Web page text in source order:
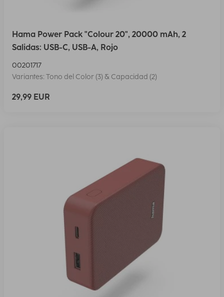
Hama Power Pack "Colour 20", 20000 mAh, 2
Salidas: USB-C, USB-A, Rojo
00201717
Variantes: Tono del Color (3) & Capacidad (2)
29,99 EUR